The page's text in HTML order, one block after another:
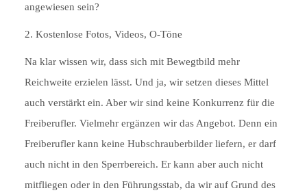
angewiesen sein?
2. Kostenlose Fotos, Videos, O-Töne
Na klar wissen wir, dass sich mit Bewegtbild mehr
Reichweite erzielen lässt. Und ja, wir setzen dieses Mittel
auch verstärkt ein. Aber wir sind keine Konkurrenz für die
Freiberufler. Vielmehr ergänzen wir das Angebot. Denn ein
Freiberufler kann keine Hubschrauberbilder liefern, er darf
auch nicht in den Sperrbereich. Er kann aber auch nicht
mitfliegen oder in den Führungsstab, da wir auf Grund des